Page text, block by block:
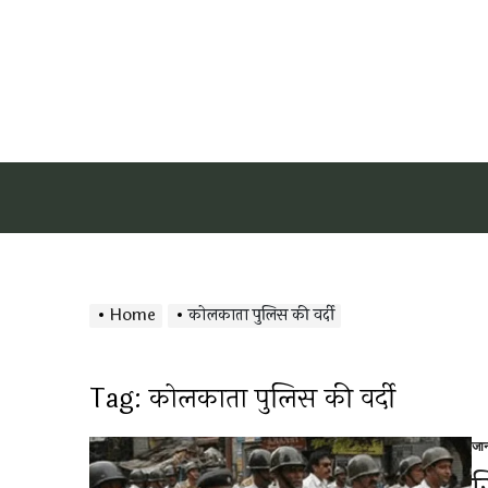
Home कोलकाता पुलिस की वर्दी
Tag:कोलकाता पुलिस की वर्दी
in